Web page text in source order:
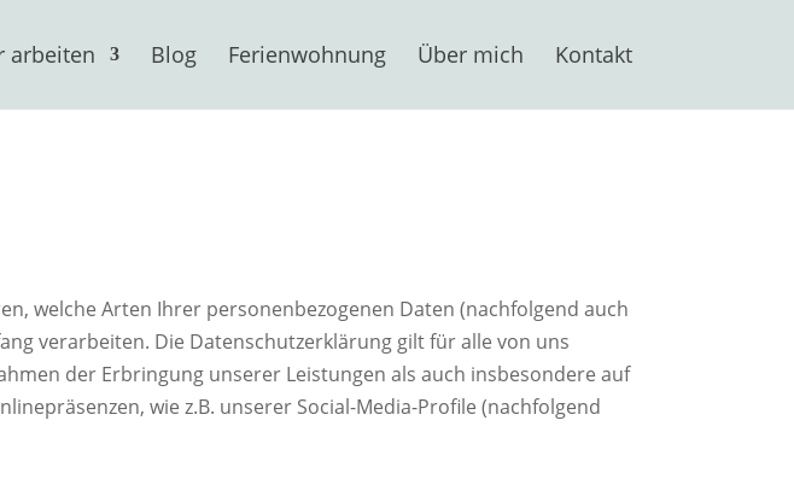
arbeiten Blog Ferienwohnung Über mich Kontakt
welche Arten Ihrer personenbezogenen Daten (nachfolgend auch
verarbeiten. Die Datenschutzerklärung gilt für alle von uns
der Erbringung unserer Leistungen als auch insbesondere auf
wie z.B. unserer Social-Media-Profile (nachfolgend